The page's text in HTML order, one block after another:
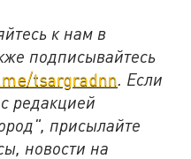
к нам в
подписывайтесь
tsargradnn. Если
редакцией
присылайте
новости на